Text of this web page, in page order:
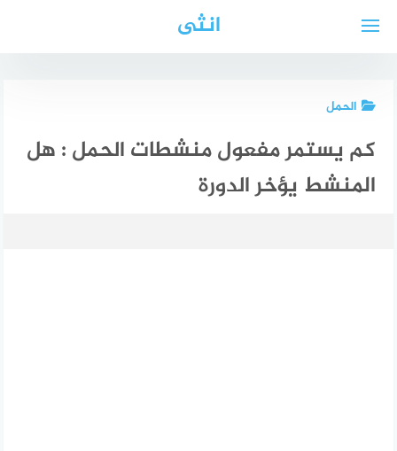
انثى
الحمل
كم يستمر مفعول منشطات الحمل : هل
المنشط يؤخر الدورة